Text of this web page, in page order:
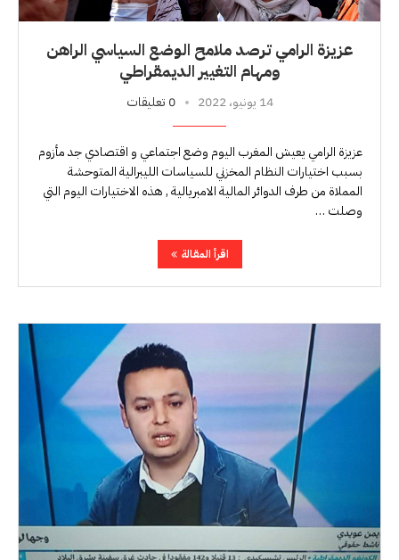
عزيزة الرامي ترصد ملامح الوضع السياسي الراهن
ومهام التغيير الديمقراطي
14 يونيو، 2022 0 تعليقات
عزيزة الرامي يعيش المغرب اليوم وضع اجتماعي و اقتصادي جد مأزوم
بسبب اختيارات النظام المخزني للسياسات الليبرالية المتوحشة
المملاة من طرف الدوائر المالية الامبريالية , هذه الاختيارات اليوم التي
وصلت …
اقرأ المقالة